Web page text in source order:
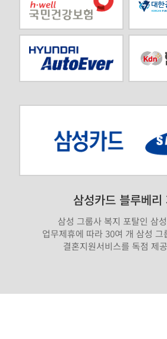
삼성카드 블루베리
삼성 그룹사 복지 포탈인 삼
업무제휴에 따라 30여 개 삼성
결혼지원서비스를 독점 제